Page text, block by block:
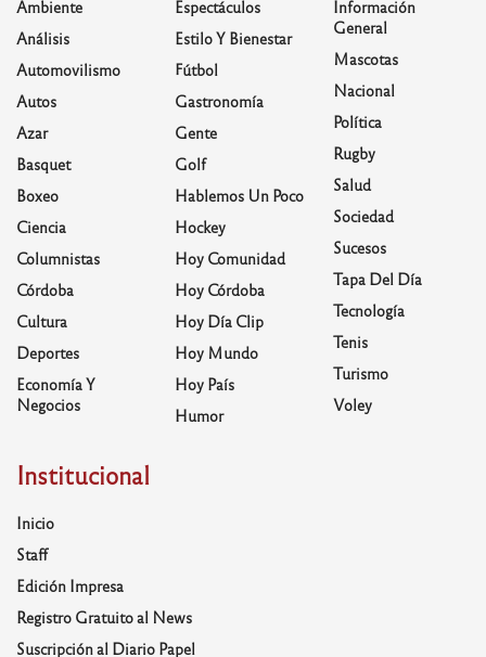
Ambiente
Análisis
Automovilismo
Autos
Azar
Basquet
Boxeo
Ciencia
Columnistas
Córdoba
Cultura
Deportes
Economía Y
Negocios
Espectáculos
Estilo Y Bienestar
Fútbol
Gastronomía
Gente
Golf
Hablemos Un Poco
Hockey
Hoy Comunidad
Hoy Córdoba
Hoy Día Clip
Hoy Mundo
Hoy País
Humor
Información
General
Mascotas
Nacional
Política
Rugby
Salud
Sociedad
Sucesos
Tapa Del Día
Tecnología
Tenis
Turismo
Voley
Institucional
Inicio
Staff
Edición Impresa
Registro Gratuito al News
Suscripción al Diario Papel